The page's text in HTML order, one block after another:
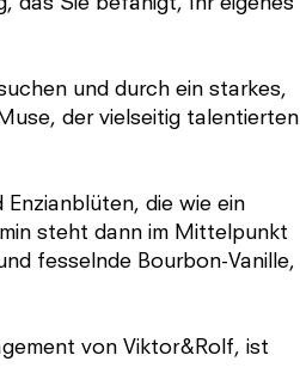
das Sie befähigt, Ihr eigenes
und durch ein starkes,
der vielseitig talentierten
die wie ein
steht dann im Mittelpunkt
fesselnde Bourbon-Vanille,
von Viktor&Rolf, ist